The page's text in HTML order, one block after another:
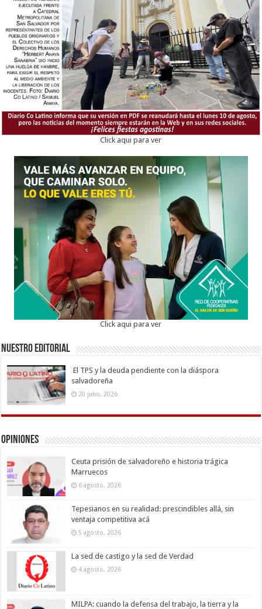
Click aqui para ver
Click aqui para ver
Nuestro Editorial
El TPS y la deuda pendiente con la diáspora
salvadoreña
20 julio, 2026
Opiniones
Ceuta prisión de salvadoreño e historia trágica
Marruecos
6 agosto, 2026
Tepesianos en su realidad: prescindibles allá, sin
ventaja competitiva acá
5 agosto, 2026
La sed de castigo y la sed de Verdad
4 agosto, 2026
MILPA: cuando la defensa del trabajo, la tierra y la